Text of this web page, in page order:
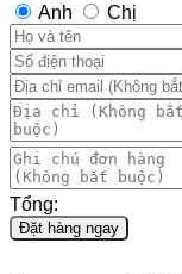
Anh
Chị
Tổng:
Đặt hàng ngay